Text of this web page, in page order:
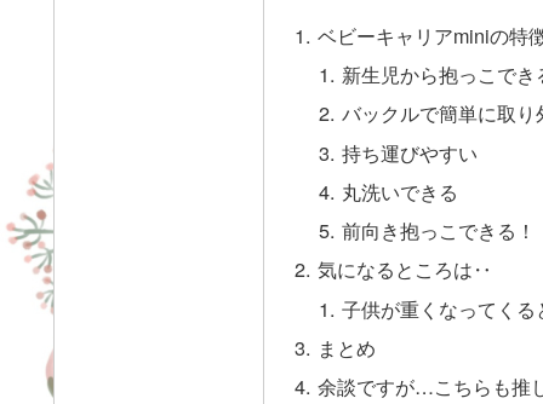
ベビーキャリアminiの特
新生児から抱っこでき
バックルで簡単に取
持ち運びやすい
丸洗いできる
前向き抱っこできる！
気になるところは‥
子供が重くなってく
まとめ
余談ですが…こちらも推